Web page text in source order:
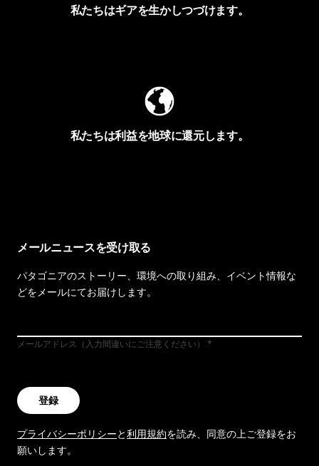
私たちはギアを生かしつづけます。
私たちは利益を地球に還元します。
メールニュースを受け取る
パタゴニアのストーリー、環境への取り組み、イベント情報な
どをメールにてお届けします。
メールアドレス（入力間違いにご注意ください）
登録
プライバシーポリシーと利用規約を読み、同意の上ご登録をお
願いします。